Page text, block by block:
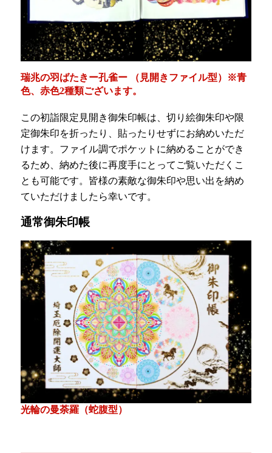
瑞兆の羽ばたきー孔雀ー （見開きファイル型）※青
色、赤色2種類ございます。
この初詣限定見開き御朱印帳は、切り絵御朱印や限
定御朱印を折ったり、貼ったりせずにお納めいただ
けます。ファイル調でポケットに納めることができ
るため、納めた後に再度手にとってご覧いただくこ
とも可能です。皆様の素敵な御朱印や思い出を納め
ていただけましたら幸いです。
通常御朱印帳
光輪の曼荼羅（蛇腹型）